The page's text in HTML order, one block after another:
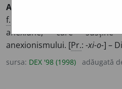
ANEXION
f.
anexiune, care susține
anexionismului. [Pr.: -xi-o-] –
sursa: DEX '98 (1998) adăugată